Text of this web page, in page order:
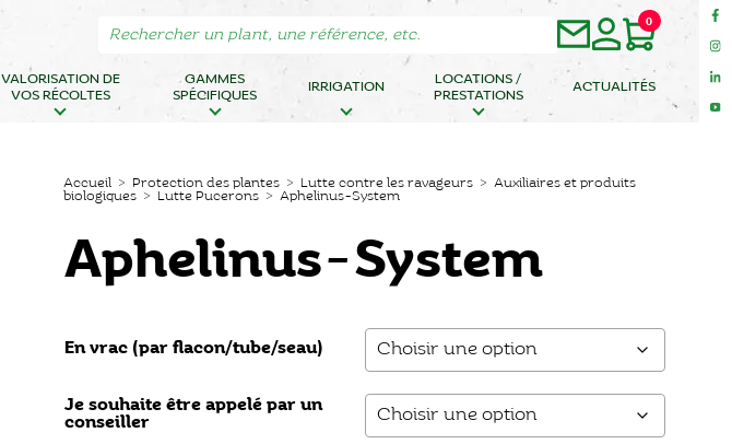
0
VALORISATION DE
VOS RÉCOLTES
GAMMES
SPÉCIFIQUES
IRRIGATION
LOCATIONS /
PRESTATIONS
ACTUALITÉS
Accueil > Protection des plantes > Lutte contre les ravageurs > Auxiliaires et produits
biologiques > Lutte Pucerons > Aphelinus-System
Aphelinus-System
En vrac (par flacon/tube/seau)
Je souhaite être appelé par un
conseiller